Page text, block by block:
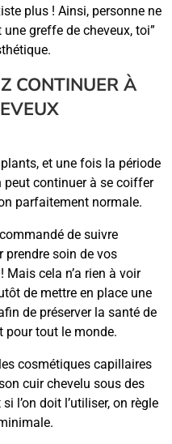
plus ! Ainsi, personne ne
greffe de cheveux, toi”
CONTINUER À
et une fois la période
peut continuer à se coiffer
parfaitement normale.
de suivre
prendre soin de vos
Mais cela n’a rien à voir
de mettre en place une
de préserver la santé de
pour tout le monde.
cosmétiques capillaires
cuir chevelu sous des
l’on doit l’utiliser, on règle